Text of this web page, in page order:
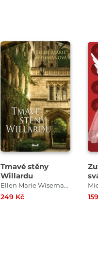
Tmavé stěny
Willardu
Ellen Marie Wisemanová
249 Kč